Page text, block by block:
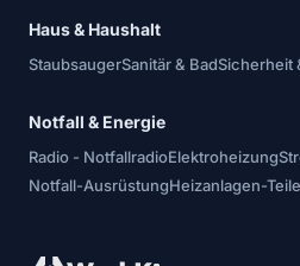
Haus & Haushalt
StaubsaugerSanitär & BadSicherheit
Notfall & Energie
Radio - NotfallradioElektroheizung
Notfall-AusrüstungHeizanlagen-